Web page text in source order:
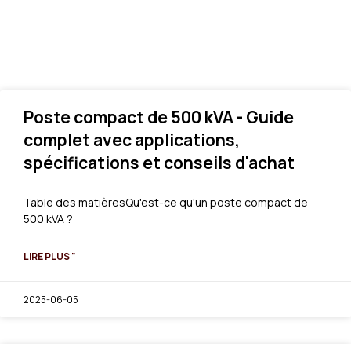
Poste compact de 500 kVA - Guide
complet avec applications,
spécifications et conseils d'achat
Table des matièresQu'est-ce qu'un poste compact de
500 kVA ?
LIRE PLUS "
2025-06-05